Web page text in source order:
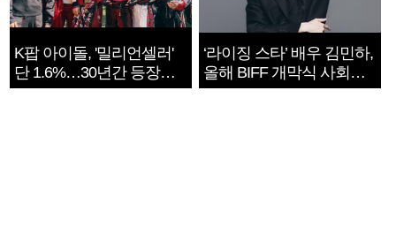
K팝 아이돌, '밀리언셀러'
단 1.6%…30년간 등장
1182개팀 전수조사
‘라이징 스타’ 배우 김민하,
올해 BIFF 개막식 사회자
확정